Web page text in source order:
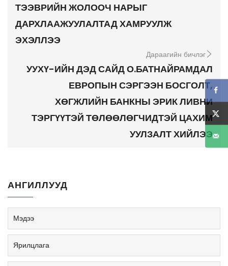
ТЭЭВРИЙН ЖОЛООЧ НАРЫГ
ДАРХЛААЖУУЛАЛТАД ХАМРУУЛЖ
ЭХЭЛЛЭЭ
Дараагийн бичлэг
УУХҮ-ИЙН ДЭД САЙД О.БАТНАЙРАМДАЛ
ЕВРОПЫН СЭРГЭЭН БОСГОЛТ,
ХӨГЖЛИЙН БАНКНЫ ЭРИК ЛИВНИ
ТЭРГҮҮТЭЙ ТӨЛӨӨЛӨГЧИДТЭЙ ЦАХИМ
УУЛЗАЛТ ХИЙЛЭЭ
АНГИЛЛУУД
Мэдээ
Ярилцлага